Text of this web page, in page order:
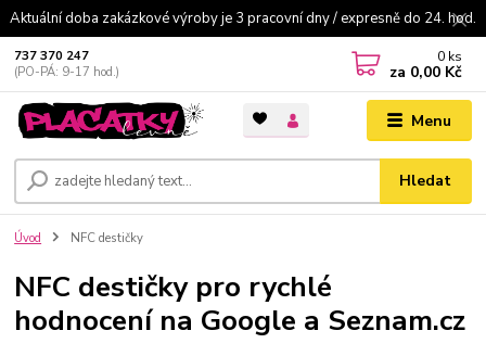
Aktuální doba zakázkové výroby je 3 pracovní dny / expresně do 24. hod.
Menu
Hledat
737 370 247
(PO-PÁ: 9-17 hod.)
0 ks
za 0,00 Kč
Úvod NFC destičky
NFC destičky pro rychlé
hodnocení na Google a Seznam.cz